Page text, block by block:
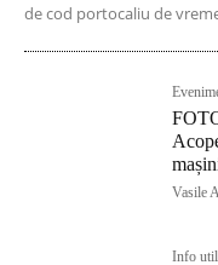
de cod portocaliu de
Vasile
Info